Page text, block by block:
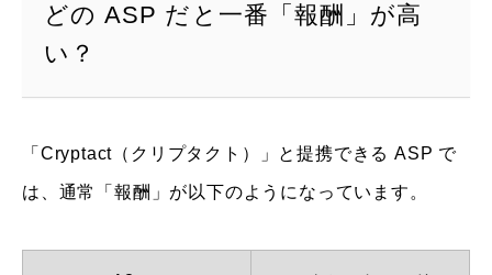
どの ASP だと一番「報酬」が高
い？
「Cryptact（クリプタクト）」と提携できる ASP で
は、通常「報酬」が以下のようになっています。